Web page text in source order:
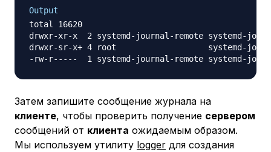
Output
total 16620
drwxr-xr-x  2 systemd-journal-remote systemd-
drwxr-sr-x+ 4 root                   systemd-
-rw-r-----  1 systemd-journal-remote systemd-
Затем запишите сообщение журнала на
клиенте, чтобы проверить получение сервером
сообщений от клиента ожидаемым образом.
Мы используем утилиту logger для создания